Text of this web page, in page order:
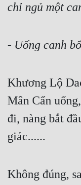
chỉ ngủ một
- Uống canh
Khương Lộ
Mân Cẩn
đi, nàng bắt
giác......
Không đúng,